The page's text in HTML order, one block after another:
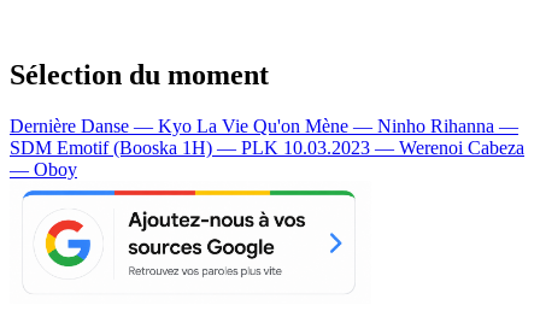
Sélection du moment
Dernière Danse — Kyo La Vie Qu'on Mène — Ninho Rihanna —
SDM Emotif (Booska 1H) — PLK 10.03.2023 — Werenoi Cabeza
— Oboy